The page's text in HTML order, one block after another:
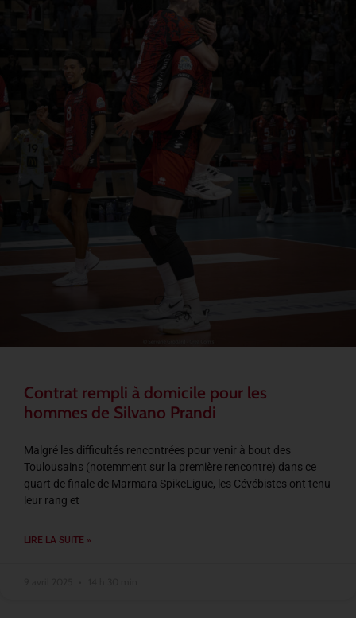
Contrat rempli à domicile pour les
hommes de Silvano Prandi
Malgré les difficultés rencontrées pour venir à bout des
Toulousains (notemment sur la première rencontre) dans ce
quart de finale de Marmara SpikeLigue, les Cévébistes ont tenu
leur rang et
LIRE LA SUITE »